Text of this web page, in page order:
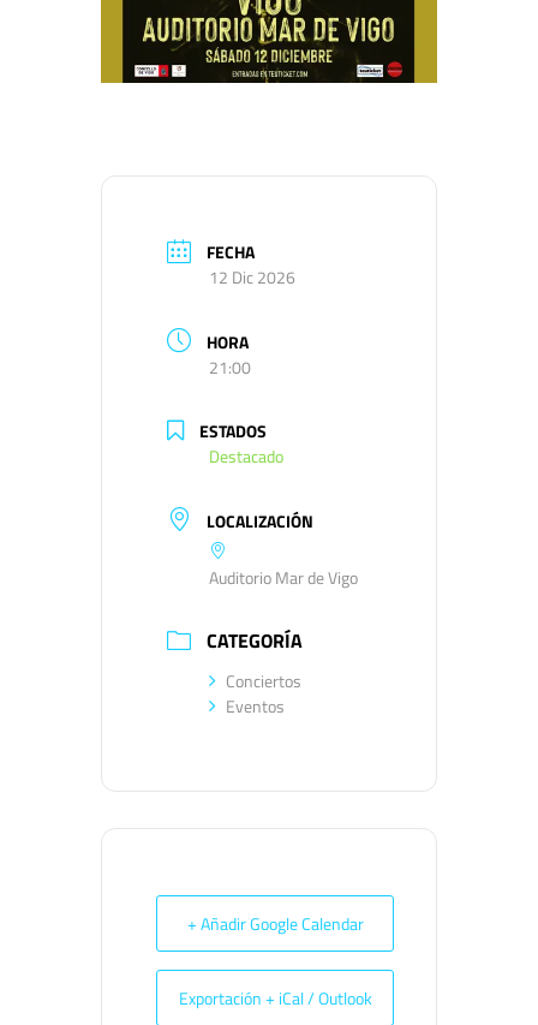
FECHA
12 Dic 2026
HORA
21:00
ESTADOS
Destacado
LOCALIZACIÓN
Auditorio Mar de Vigo
CATEGORÍA
Conciertos
Eventos
+ Añadir Google Calendar
Exportación + iCal / Outlook